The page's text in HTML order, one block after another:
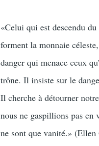
«Celui qui est descendu
forment la monnaie
danger qui menace ceux
trône. Il insiste sur le
Il cherche à détourner
nous ne gaspillions pas en
ne sont que vanité.»